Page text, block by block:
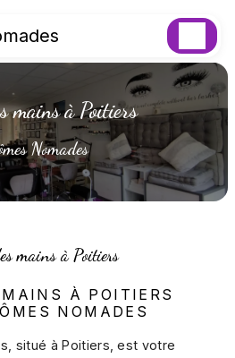
mains à Poitiers
Nomades
mains à Poitiers
À POITIERS
NOMADES
situé à Poitiers, est votre